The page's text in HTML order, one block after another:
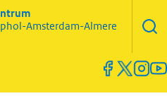
Amsterdam-Almere